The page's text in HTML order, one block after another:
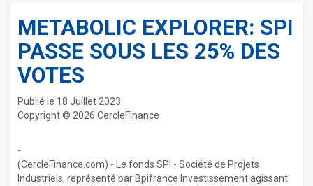
METABOLIC EXPLORER: SPI
PASSE SOUS LES 25% DES
VOTES
Publié le 18 Juillet 2023
Copyright © 2026 CercleFinance
-
(CercleFinance.com) - Le fonds SPI - Société de Projets
Industriels, représenté par Bpifrance Investissement agissant